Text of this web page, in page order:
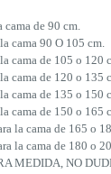
de 90 cm.
cama 90 O 105 cm.
cama de 105 o 120
cama de 120 o 135
cama de 135 o 150
cama de 150 o 165
la cama de 165 o
la cama de 180 o
MEDIDA, NO